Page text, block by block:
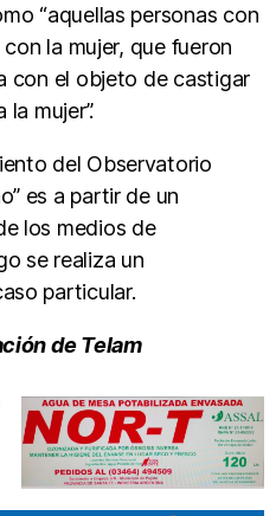
“aquellas personas con
la mujer, que fueron
con el objeto de castigar
mujer”.
del Observatorio
es a partir de un
los medios de
se realiza un
particular.
de Telam